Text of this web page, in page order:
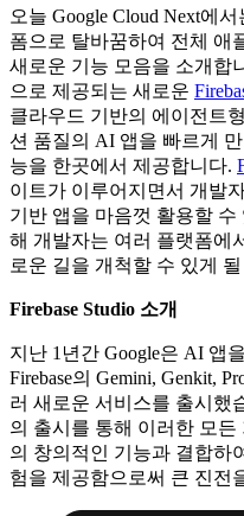
오늘 Google Cloud Next에서
폼으로 탈바꿈하여 전체 애
새로운 기능 모음을 소개합
으로 제공되는 새로운
클라우드 기반의 에이전트
션 품질의 AI 앱을 빠르게
능을 한곳에서 제공합니다.
이트가 이루어지면서 개발
기반 앱을 마음껏 활용할
해 개발자는 여러 플랫폼에
로운 길을 개척할 수 있게
Firebase Studio 소개
지난 1년간 Google은 AI 앱
Firebase의 Gemini, Genkit,
러 새로운 서비스를 출시했
의 출시를 통해 이러한 모든
의 창의적인 기능과 결합하
험을 제공함으로써 큰 진전